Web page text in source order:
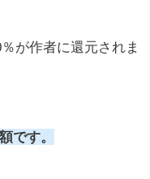
が作者に還元されま
です。